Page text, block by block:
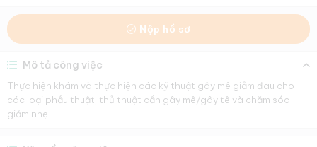
Nộp hồ sơ
Mô tả công việc
Thực hiện khám và thực hiện các kỹ thuật gây mê giảm đau cho
các loại phẫu thuật, thủ thuật cần gây mê/gây tê và chăm sóc
giảm nhẹ.